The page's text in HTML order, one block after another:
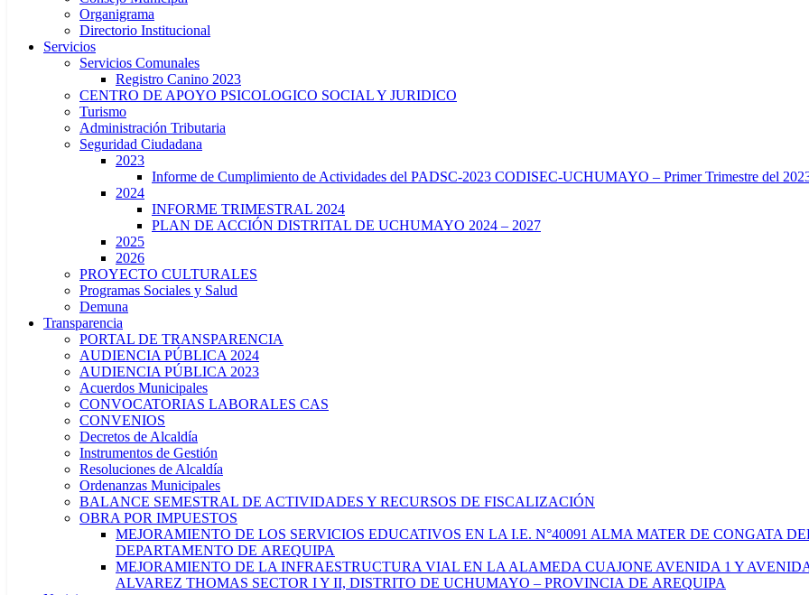
Organigrama
Directorio Institucional
Servicios
Servicios Comunales
Registro Canino 2023
CENTRO DE APOYO PSICOLOGICO SOCIAL Y JURIDICO
Turismo
Administración Tributaria
Seguridad Ciudadana
2023
Informe de Cumplimiento de Actividades del PADSC-2023 CODISEC-UCHUMAYO – Primer Trimestre del
2024
INFORME TRIMESTRAL 2024
PLAN DE ACCIÓN DISTRITAL DE UCHUMAYO 2024 – 2027
2025
2026
PROYECTO CULTURALES
Programas Sociales y Salud
Demuna
Transparencia
PORTAL DE TRANSPARENCIA
AUDIENCIA PÚBLICA 2024
AUDIENCIA PÚBLICA 2023
Acuerdos Municipales
CONVOCATORIAS LABORALES CAS
CONVENIOS
Decretos de Alcaldía
Instrumentos de Gestión
Resoluciones de Alcaldía
Ordenanzas Municipales
BALANCE SEMESTRAL DE ACTIVIDADES Y RECURSOS DE FISCALIZACIÓN
OBRA POR IMPUESTOS
MEJORAMIENTO DE LOS SERVICIOS EDUCATIVOS EN LA I.E. N°40091 ALMA MATER DE CONGATA
DEPARTAMENTO DE AREQUIPA
MEJORAMIENTO DE LA INFRAESTRUCTURA VIAL EN LA ALAMEDA CUAJONE AVENIDA 1 Y
ALVAREZ THOMAS SECTOR I Y II, DISTRITO DE UCHUMAYO – PROVINCIA DE AREQUIPA